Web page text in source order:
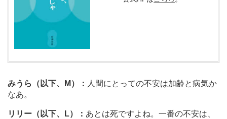
みうら（以下、M）： 人間にとっての不安は加齢と病気か
なあ。
リリー（以下、L）： あとは死ですよね。一番の不安は、